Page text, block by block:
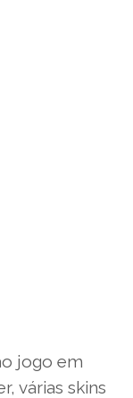
jogo em
várias skins